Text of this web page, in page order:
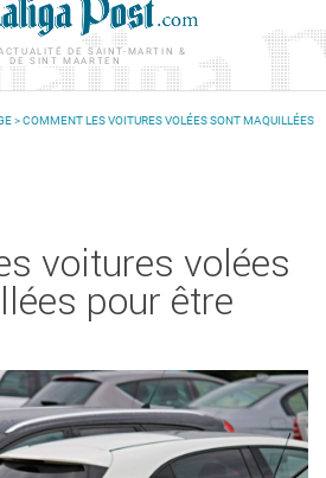
DE SAINT-MARTIN &
DE SINT MAARTEN
> COMMENT LES VOITURES VOLÉES SONT MAQUILLÉES
voitures volées
pour être